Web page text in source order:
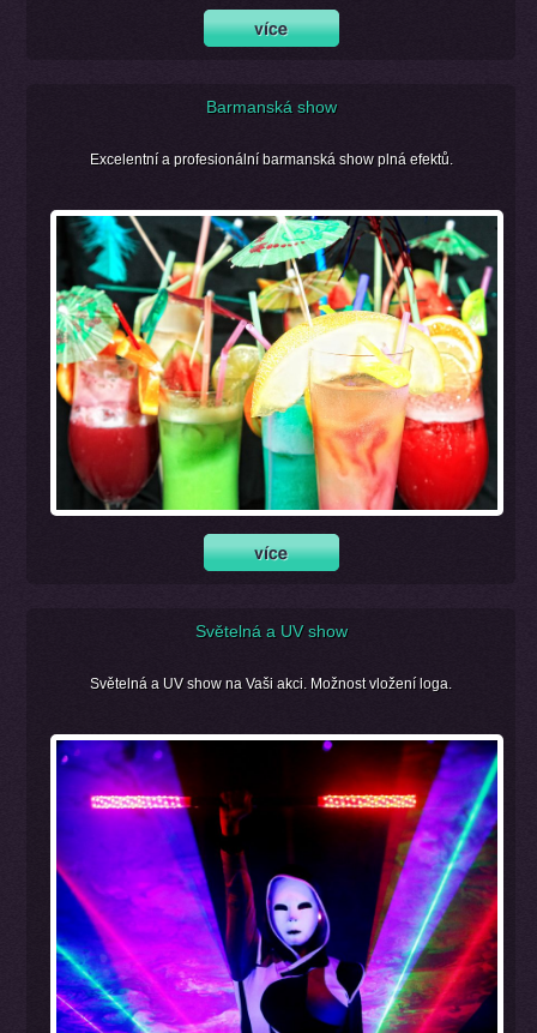
Barmanská show
Excelentní a profesionální barmanská show plná efektů.
Světelná a UV show
Světelná a UV show na Vaši akci. Možnost vložení loga.